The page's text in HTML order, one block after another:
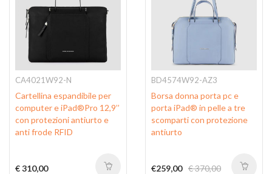
CA4021W92-N
Cartellina espandibile per
computer e iPad®Pro 12,9’’
con protezioni antiurto e
anti frode RFID
€ 310,00
BD4574W92-AZ3
Borsa donna porta pc e
porta iPad® in pelle a tre
scomparti con protezione
antiurto
€259,00 € 370,00